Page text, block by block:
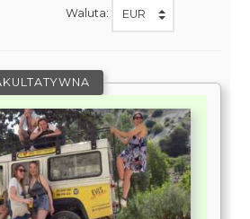
Waluta: